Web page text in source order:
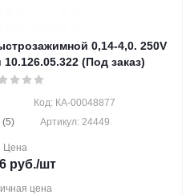
0,14-4,0. 250V
(Под заказ)
(5)
Код: КА-00048877
Артикул: 24449
Цена
руб./шт
цена